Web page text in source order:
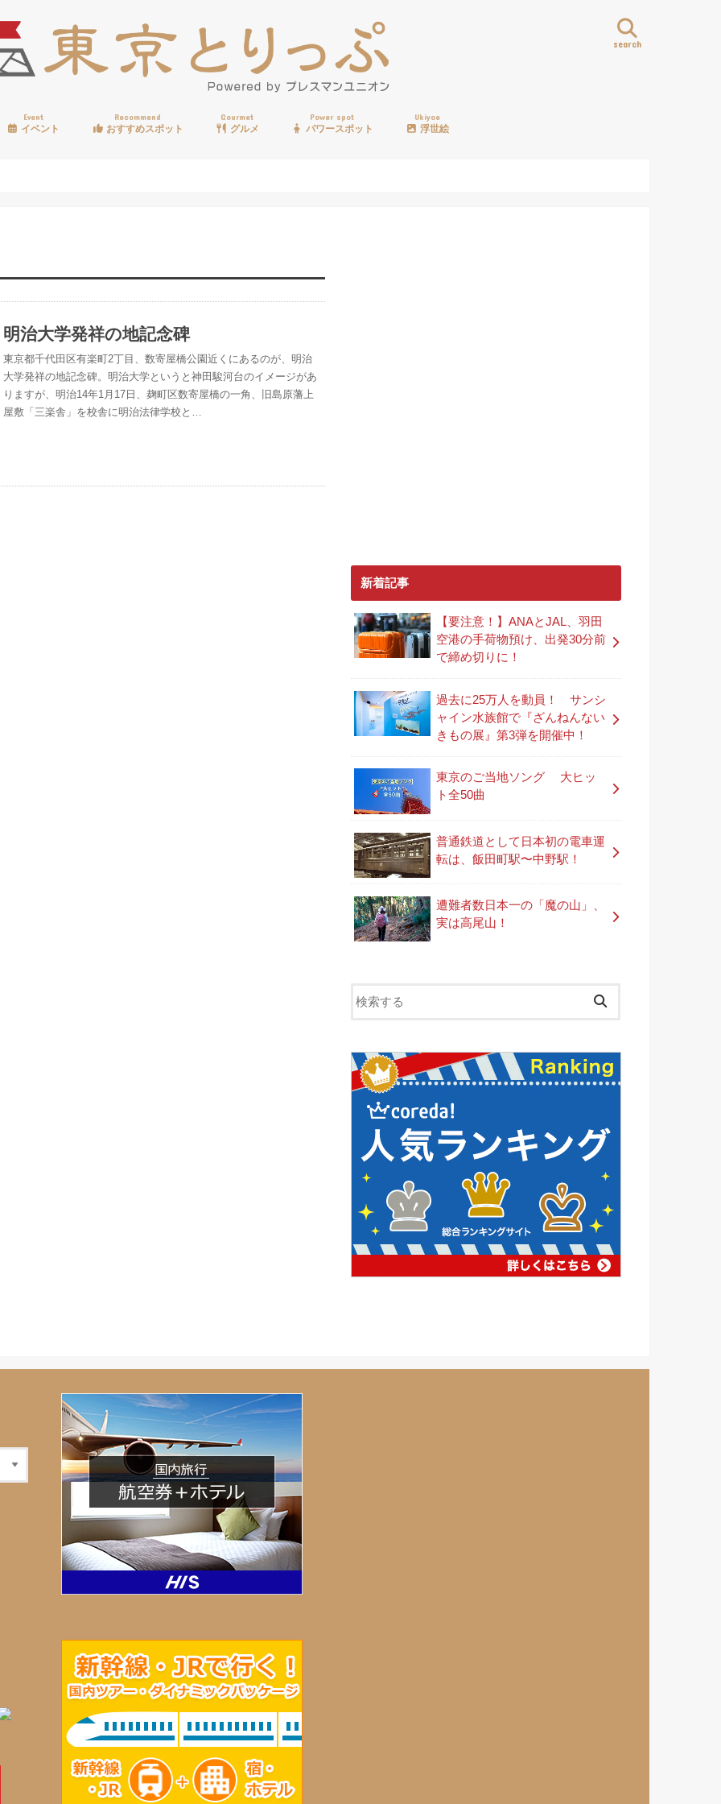
search
Event
イベント
Recommend
おすすめスポット
Gourmet
グルメ
Power spot
パワースポット
Ukiyoe
浮世絵
明治大学発祥の地記念碑
東京都千代田区有楽町2丁目、数寄屋橋公園近くにあるのが、明治
大学発祥の地記念碑。明治大学というと神田駿河台のイメージがあ
りますが、明治14年1月17日、麹町区数寄屋橋の一角、旧島原藩上
屋敷「三楽舎」を校舎に明治法律学校と…
新着記事
【要注意！】ANAとJAL、羽田
空港の手荷物預け、出発30分前
で締め切りに！
過去に25万人を動員！ サンシ
ャイン水族館で『ざんねんない
きもの展』第3弾を開催中！
東京のご当地ソング 大ヒッ
ト全50曲
普通鉄道として日本初の電車運
転は、飯田町駅〜中野駅！
遭難者数日本一の「魔の山」、
実は高尾山！